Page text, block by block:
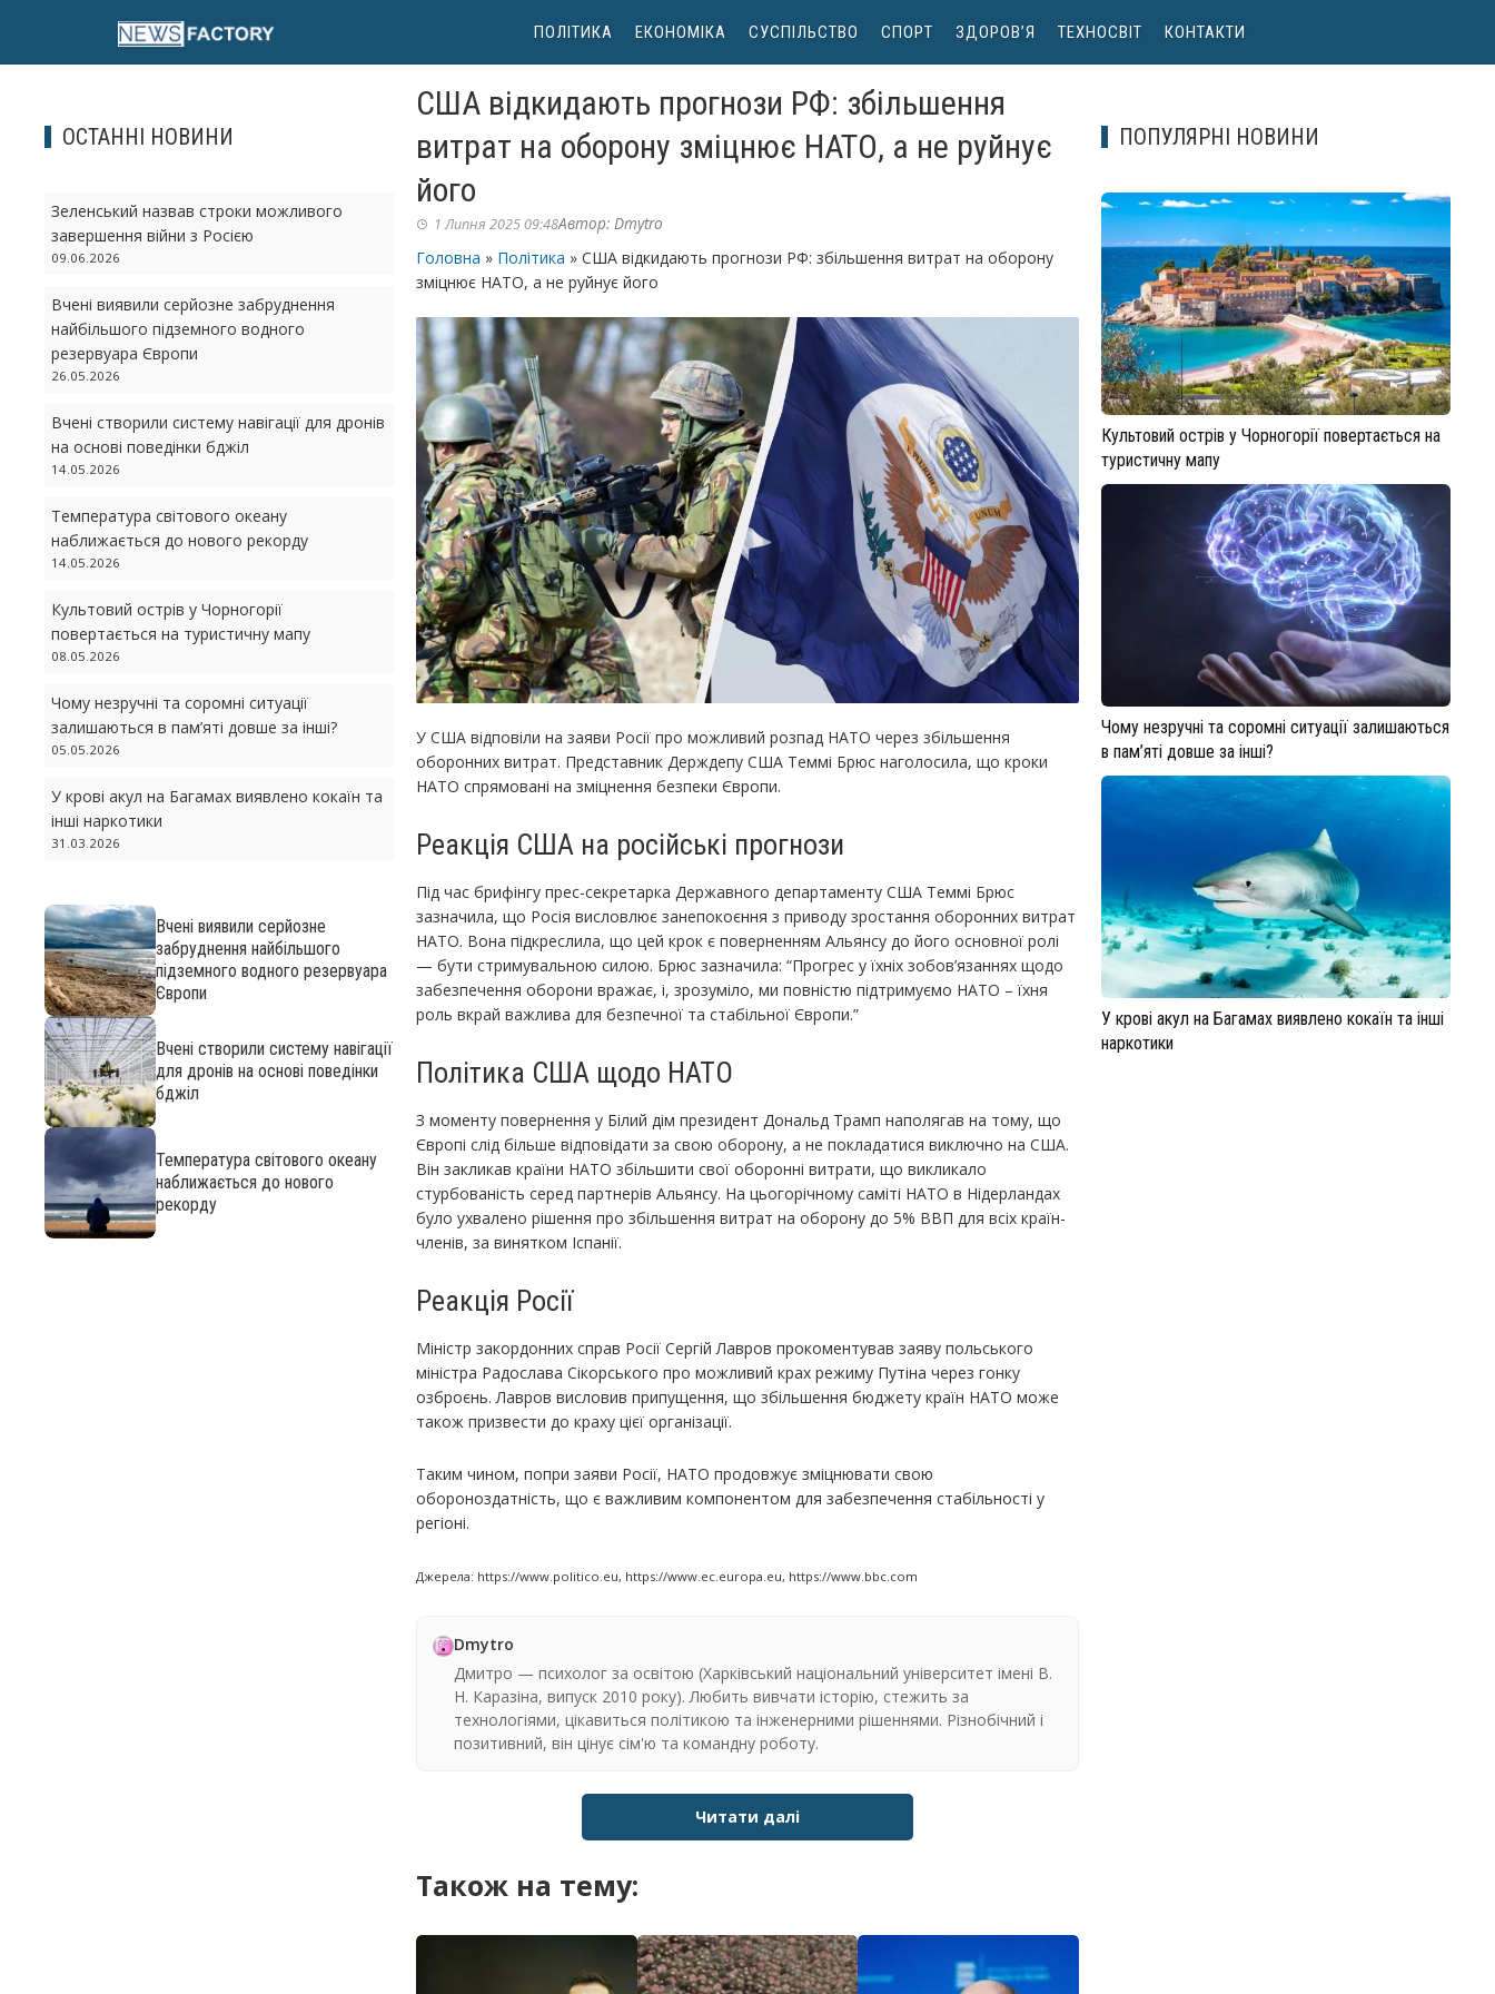
content
ПОЛІТИКА ЕКОНОМІКА СУСПІЛЬСТВО СПОРТ ЗДОРОВ’Я ТЕХНОСВІТ КОНТАКТИ
ОСТАННІ НОВИНИ
Зеленський назвав строки можливого
завершення війни з Росією
09.06.2026
Вчені виявили серйозне забруднення
найбільшого підземного водного
резервуара Європи
26.05.2026
Вчені створили систему навігації для дронів
на основі поведінки бджіл
14.05.2026
Температура світового океану
наближається до нового рекорду
14.05.2026
Культовий острів у Чорногорії
повертається на туристичну мапу
08.05.2026
Чому незручні та соромні ситуації
залишаються в пам’яті довше за інші?
05.05.2026
У крові акул на Багамах виявлено кокаїн та
інші наркотики
31.03.2026
Вчені виявили серйозне
забруднення найбільшого
підземного водного резервуара
Європи
Вчені створили систему навігації
для дронів на основі поведінки
бджіл
Температура світового океану
наближається до нового
рекорду
США відкидають прогнози РФ: збільшення
витрат на оборону зміцнює НАТО, а не руйнує
його
1 Липня 2025 09:48Автор:Dmytro
Головна » Політика » США відкидають прогнози РФ: збільшення витрат на оборону
зміцнює НАТО, а не руйнує його
У США відповіли на заяви Росії про можливий розпад НАТО через збільшення
оборонних витрат. Представник Держдепу США Теммі Брюс наголосила, що кроки
НАТО спрямовані на зміцнення безпеки Європи.
Реакція США на російські прогнози
Під час брифінгу прес-секретарка Державного департаменту США Теммі Брюс
зазначила, що Росія висловлює занепокоєння з приводу зростання оборонних витрат
НАТО. Вона підкреслила, що цей крок є поверненням Альянсу до його основної ролі
— бути стримувальною силою. Брюс зазначила: “Прогрес у їхніх зобов’язаннях щодо
забезпечення оборони вражає, і, зрозуміло, ми повністю підтримуємо НАТО – їхня
роль вкрай важлива для безпечної та стабільної Європи.”
Політика США щодо НАТО
З моменту повернення у Білий дім президент Дональд Трамп наполягав на тому, що
Європі слід більше відповідати за свою оборону, а не покладатися виключно на США.
Він закликав країни НАТО збільшити свої оборонні витрати, що викликало
стурбованість серед партнерів Альянсу. На цьогорічному саміті НАТО в Нідерландах
було ухвалено рішення про збільшення витрат на оборону до 5% ВВП для всіх країн-
членів, за винятком Іспанії.
Реакція Росії
Міністр закордонних справ Росії Сергій Лавров прокоментував заяву польського
міністра Радослава Сікорського про можливий крах режиму Путіна через гонку
озброєнь. Лавров висловив припущення, що збільшення бюджету країн НАТО може
також призвести до краху цієї організації.
Таким чином, попри заяви Росії, НАТО продовжує зміцнювати свою
обороноздатність, що є важливим компонентом для забезпечення стабільності у
регіоні.
Джерела: https://www.politico.eu, https://www.ec.europa.eu, https://www.bbc.com
Dmytro
Дмитро — психолог за освітою (Харківський національний університет імені В.
Н. Каразіна, випуск 2010 року). Любить вивчати історію, стежить за
технологіями, цікавиться політикою та інженерними рішеннями. Різнобічний і
позитивний, він цінує сім'ю та командну роботу.
Читати далі
Також на тему:
ПОПУЛЯРНІ НОВИНИ
Культовий острів у Чорногорії повертається на
туристичну мапу
Чому незручні та соромні ситуації залишаються
в пам’яті довше за інші?
У крові акул на Багамах виявлено кокаїн та інші
наркотики